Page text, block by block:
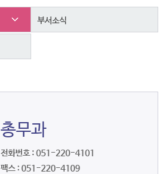
부서소식
총무과
전화번호 : 051-220-4101
팩스 : 051-220-4109